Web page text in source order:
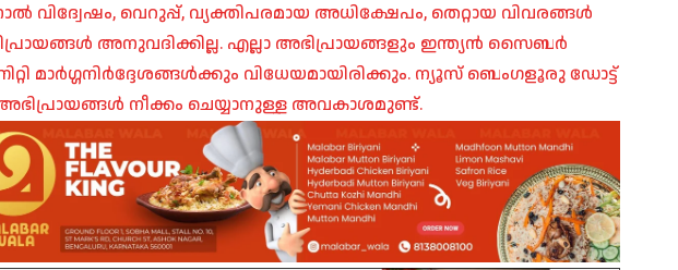
വിദ്വേഷം, വെറുപ്പ്, വ്യക്തിപരമായ അധിക്ഷേപം, തെറ്റായ വിവരങ്ങൾ
അനുവദിക്കില്ല. എല്ലാ അഭിപ്രായങ്ങളും ഇന്ത്യൻ സൈബർ
മാർഗ്ഗനിർദ്ദേശങ്ങൾക്കും വിധേയമായിരിക്കും. ന്യൂസ് ബെംഗളൂരു ഡോട്ട്
നീക്കം ചെയ്യാനുള്ള അവകാശമുണ്ട്.